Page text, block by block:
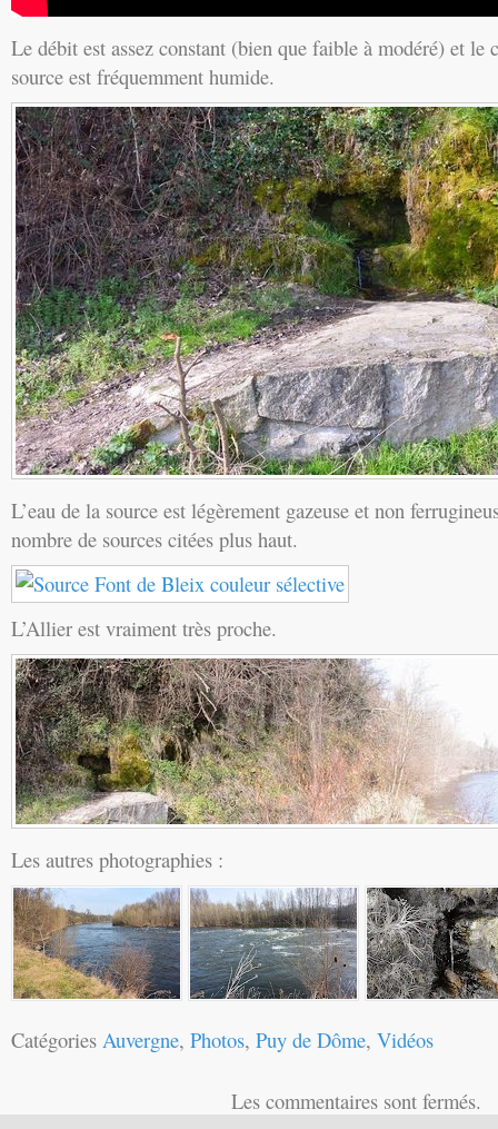
Le débit est assez constant (bien que faible à modéré) et le
source est fréquemment humide.
L’eau de la source est légèrement gazeuse et non
nombre de sources citées plus haut.
L’Allier est vraiment très proche.
Les autres photographies :
Catégories Auvergne, Photos, Puy de Dôme, Vidéos
Les commentaires sont fermés.